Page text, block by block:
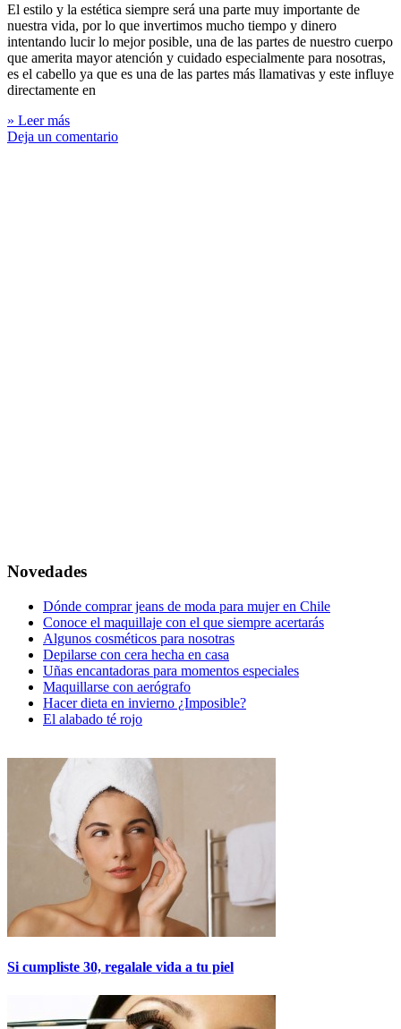
El estilo y la estética siempre será una parte muy importante de
nuestra vida, por lo que invertimos mucho tiempo y dinero
intentando lucir lo mejor posible, una de las partes de nuestro cuerpo
que amerita mayor atención y cuidado especialmente para nosotras,
es el cabello ya que es una de las partes más llamativas y este influye
directamente en
» Leer más
Deja un comentario
Novedades
Dónde comprar jeans de moda para mujer en Chile
Conoce el maquillaje con el que siempre acertarás
Algunos cosméticos para nosotras
Depilarse con cera hecha en casa
Uñas encantadoras para momentos especiales
Maquillarse con aerógrafo
Hacer dieta en invierno ¿Imposible?
El alabado té rojo
Si cumpliste 30, regalale vida a tu piel